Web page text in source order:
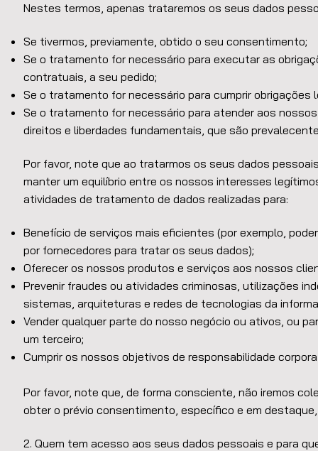
Nestes termos, apenas trataremos os seus dados
Se tivermos, previamente, obtido o seu consentimento;
Se o tratamento for necessário para executar as
contratuais, a seu pedido;
Se o tratamento for necessário para cumprir obrigações
Se o tratamento for necessário para atender aos
direitos e liberdades fundamentais, que são
Por favor, note que ao tratarmos os seus dados
manter um equilíbrio entre os nossos interesses
atividades de tratamento de dados realizadas para:
Benefício de serviços mais eficientes (por exemplo,
por fornecedores para tratar os seus dados);
Oferecer os nossos produtos e serviços aos nossos
Prevenir fraudes ou atividades criminosas, utilizações
sistemas, arquiteturas e redes de tecnologias da
Vender qualquer parte do nosso negócio ou ativos, ou
um terceiro;
Cumprir os nossos objetivos de responsabilidade
Por favor, note que, de forma consciente, não iremos
obter o prévio consentimento, específico e em
2. Quem tem acesso aos seus dados pessoais e para